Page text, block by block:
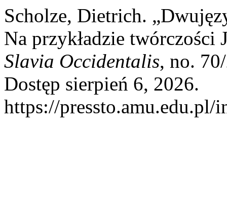
Scholze, Dietrich.
Na przykładzie twórczości
Slavia Occidentalis, no.
Dostęp sierpień 6, 2026.
https://